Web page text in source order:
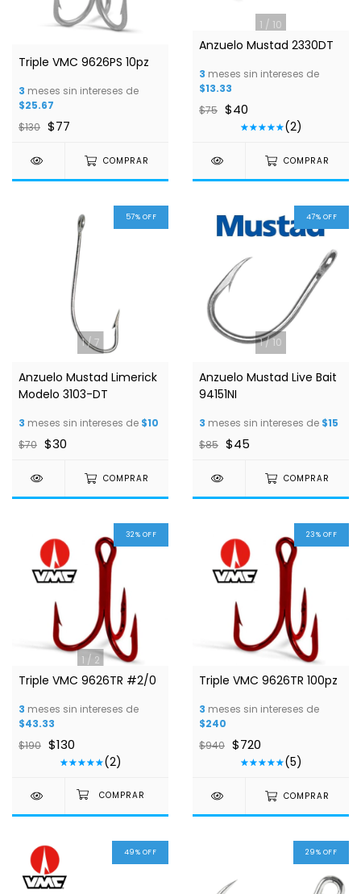
Triple VMC 9626PS 10pz
3 meses sin intereses de
$25.67
$130 $77
COMPRAR
1 / 10
Anzuelo Mustad 2330DT
3 meses sin intereses de
$13.33
$75 $40
(2)
COMPRAR
1/7
57% OFF
Anzuelo Mustad Limerick
Modelo 3103-DT
3 meses sin intereses de $10
$70 $30
COMPRAR
1/10
47% OFF
Anzuelo Mustad Live Bait
94151NI
3 meses sin intereses de $15
$85 $45
COMPRAR
1 / 2
32% OFF
Triple VMC 9626TR #2/0
3 meses sin intereses de
$43.33
$190 $130
(2)
23% OFF
Triple VMC 9626TR 100pz
3 meses sin intereses de
$240
$940 $720
(5)
COMPRAR
49% OFF 29% OFF